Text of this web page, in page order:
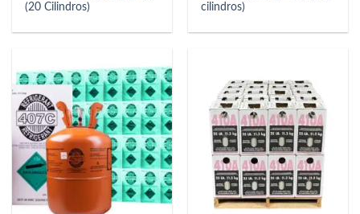
(20 Cilindros)
cilindros)